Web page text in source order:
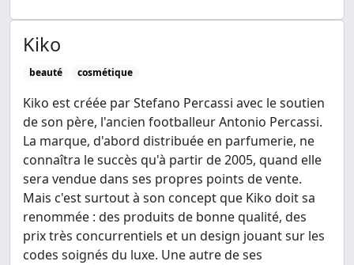
Kiko
beauté cosmétique
Kiko est créée par Stefano Percassi avec le soutien
de son père, l'ancien footballeur Antonio Percassi.
La marque, d'abord distribuée en parfumerie, ne
connaîtra le succès qu'à partir de 2005, quand elle
sera vendue dans ses propres points de vente.
Mais c'est surtout à son concept que Kiko doit sa
renommée : des produits de bonne qualité, des
prix très concurrentiels et un design jouant sur les
codes soignés du luxe. Une autre de ses